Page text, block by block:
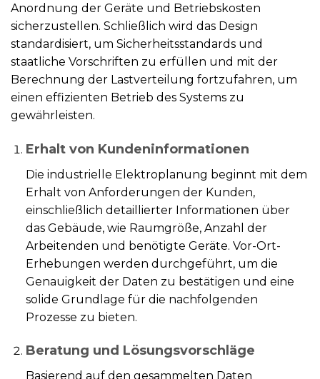
Anordnung der Geräte und Betriebskosten
sicherzustellen. Schließlich wird das Design
standardisiert, um Sicherheitsstandards und
staatliche Vorschriften zu erfüllen und mit der
Berechnung der Lastverteilung fortzufahren, um
einen effizienten Betrieb des Systems zu
gewährleisten.
Erhalt von Kundeninformationen
Die industrielle Elektroplanung beginnt mit dem
Erhalt von Anforderungen der Kunden,
einschließlich detaillierter Informationen über
das Gebäude, wie Raumgröße, Anzahl der
Arbeitenden und benötigte Geräte. Vor-Ort-
Erhebungen werden durchgeführt, um die
Genauigkeit der Daten zu bestätigen und eine
solide Grundlage für die nachfolgenden
Prozesse zu bieten.
Beratung und Lösungsvorschläge
Basierend auf den gesammelten Daten